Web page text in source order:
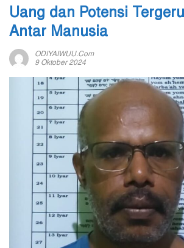
Uang dan Potensi
Antar Manusia
ODIYAIWUU.com
9 Oktober 2024